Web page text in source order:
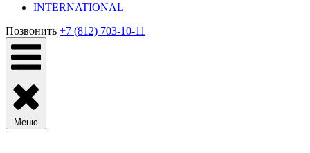
INTERNATIONAL
Позвонить +7 (812) 703-10-11
Меню